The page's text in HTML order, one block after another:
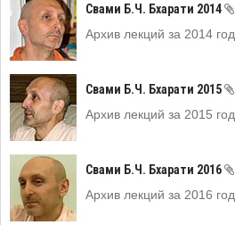
Свами Б.Ч. Бхарати 2014
Архив лекций за 2014 год
Свами Б.Ч. Бхарати 2015
Архив лекций за 2015 год
Свами Б.Ч. Бхарати 2016
Архив лекций за 2016 год